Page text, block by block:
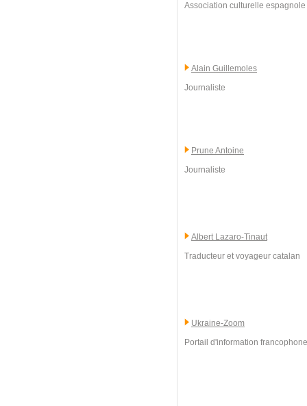
Association culturelle
Alain Guillemoles
Journaliste
Prune Antoine
Journaliste
Albert Lazaro-Tinaut
Traducteur et voyageur catalan
Ukraine-Zoom
Portail d'information